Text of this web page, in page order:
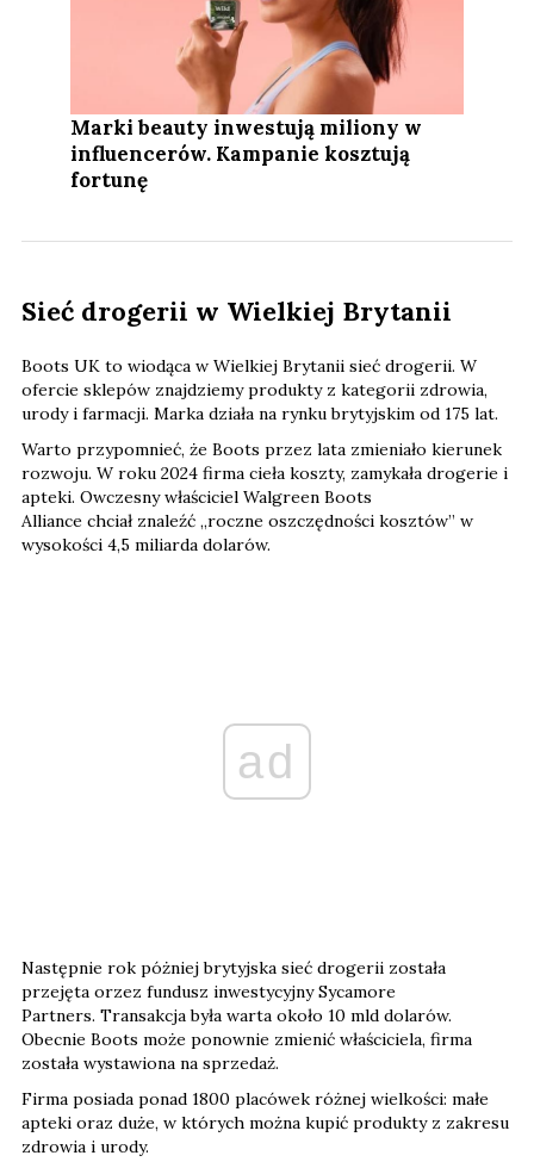
Marki beauty inwestują miliony w
influencerów. Kampanie kosztują
fortunę
Sieć drogerii w Wielkiej Brytanii
Boots UK to wiodąca w Wielkiej Brytanii sieć drogerii. W
ofercie sklepów znajdziemy produkty z kategorii zdrowia,
urody i farmacji. Marka działa na rynku brytyjskim od 175 lat.
Warto przypomnieć, że Boots przez lata zmieniało kierunek
rozwoju. W roku 2024 firma cieła koszty, zamykała drogerie i
apteki. Owczesny właściciel Walgreen Boots
Alliance chciał znaleźć „roczne oszczędności kosztów” w
wysokości 4,5 miliarda dolarów.
ad
Następnie rok póżniej brytyjska sieć drogerii została
przejęta orzez fundusz inwestycyjny Sycamore
Partners. Transakcja była warta około 10 mld dolarów.
Obecnie Boots może ponownie zmienić właściciela, firma
została wystawiona na sprzedaż.
Firma posiada ponad 1800 placówek różnej wielkości: małe
apteki oraz duże, w których można kupić produkty z zakresu
zdrowia i urody.